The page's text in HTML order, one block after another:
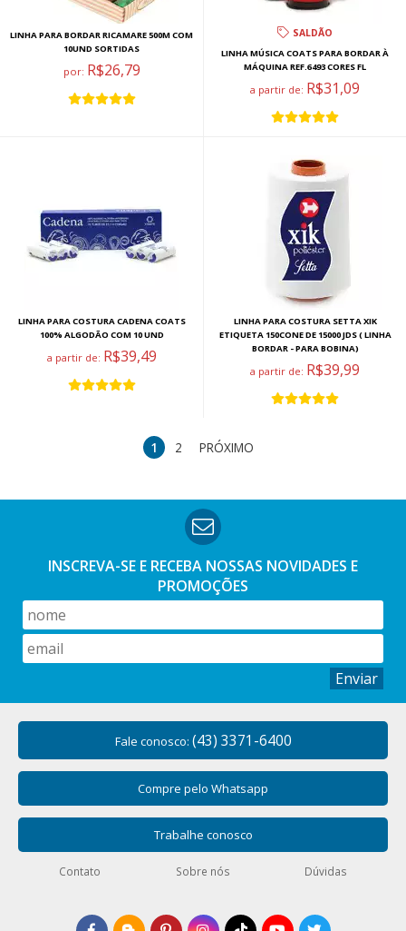
LINHA PARA BORDAR RICAMARE 500M COM
10UND SORTIDAS
por: R$26,79
SALDÃO
LINHA MÚSICA COATS PARA BORDAR À
MÁQUINA REF.6493 CORES FL
a partir de: R$31,09
LINHA PARA COSTURA CADENA COATS
100% ALGODÃO COM 10 UND
a partir de: R$39,49
LINHA PARA COSTURA SETTA XIK
ETIQUETA 150CONE DE 15000 JDS ( LINHA
BORDAR - PARA BOBINA)
a partir de: R$39,99
1 2 PRÓXIMO
INSCREVA-SE E RECEBA NOSSAS NOVIDADES E
PROMOÇÕES
Enviar
Fale conosco: (43) 3371-6400
Compre pelo Whatsapp
Trabalhe conosco
Contato Sobre nós Dúvidas